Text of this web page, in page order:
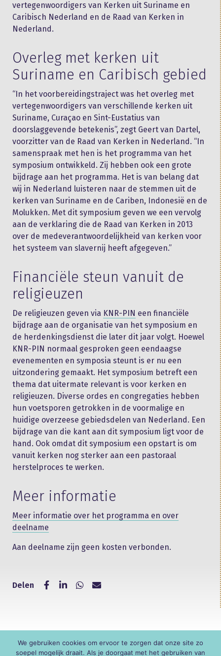
vertegenwoordigers van Kerken uit Suriname en
Caribisch Nederland en de Raad van Kerken in
Nederland.
Overleg met kerken uit
Suriname en Caribisch gebied
“In het voorbereidingstraject was het overleg met
vertegenwoordigers van verschillende kerken uit
Suriname, Curaçao en Sint-Eustatius van
doorslaggevende betekenis”, zegt Geert van Dartel,
voorzitter van de Raad van Kerken in Nederland. “In
samenspraak met hen is het programma van het
symposium ontwikkeld. Zij hebben ook een grote
bijdrage aan het programma. Het is van belang dat
wij in Nederland luisteren naar de stemmen uit de
kerken van Suriname en de Cariben, Indonesië en de
Molukken. Met dit symposium geven we een vervolg
aan de verklaring die de Raad van Kerken in 2013
over de medeverantwoordelijkheid van kerken voor
het systeem van slavernij heeft afgegeven.”
Financiële steun vanuit de
religieuzen
De religieuzen geven via KNR-PIN een financiële
bijdrage aan de organisatie van het symposium en
de herdenkingsdienst die later dit jaar volgt. Hoewel
KNR-PIN normaal gesproken geen eendaagse
evenementen en symposia steunt is er nu een
uitzondering gemaakt. Het symposium betreft een
thema dat uitermate relevant is voor kerken en
religieuzen. Diverse ordes en congregaties hebben
hun voetsporen getrokken in de voormalige en
huidige overzeese gebiedsdelen van Nederland. Een
bijdrage van die kant aan dit symposium ligt voor de
hand. Ook omdat dit symposium een opstart is om
vanuit kerken nog sterker aan een pastoraal
herstelproces te werken.
Meer informatie
Meer informatie over het programma en over
deelname
Aan deelname zijn geen kosten verbonden.
Delen
© KNR
We gebruiken cookies om ervoor te zorgen dat onze site zo
soepel mogelijk draait. Als je doorgaat met het gebruiken van